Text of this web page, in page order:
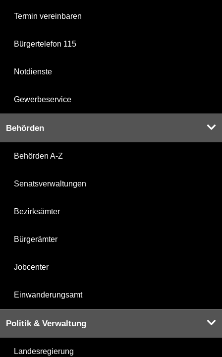
Termin vereinbaren
Bürgertelefon 115
Notdienste
Gewerbeservice
Behörden
Behörden A-Z
Senatsverwaltungen
Bezirksämter
Bürgerämter
Jobcenter
Einwanderungsamt
Politik & Verwaltung
Landesregierung